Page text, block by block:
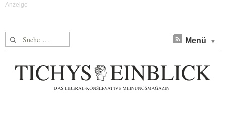
Suche nach: Menü